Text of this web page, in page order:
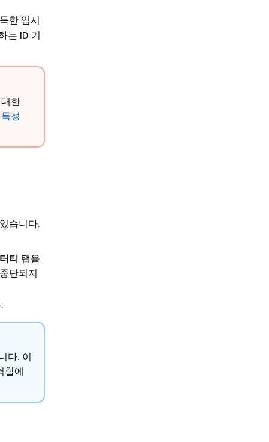
한 임시
는 ID 기
한
정
습니다.
티 탭을
단되지
다. 이
할에